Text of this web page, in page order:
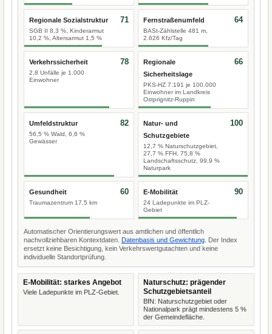
Regionale Sozialstruktur
SGB II 8,3 %, Kinderarmut
10,2 %, Altersarmut 1,5 %
71 Fernstraßenumfeld
BASt-Zählstelle 481 m,
2.626 Kfz/Tag
64
Verkehrssicherheit
2,8 Unfälle je 1.000
Einwohner
78
Regionale
Sicherheitslage
PKS-HZ 7.191 je 100.000
Einwohner im Landkreis
Ostprignitz-Ruppin
66
Umfeldstruktur
56,5 % Wald, 6,6 %
Gewässer
82
Natur- und
Schutzgebiete
12,7 % Naturschutzgebiet,
27,7 % FFH, 75,8 %
Landschaftsschutz, 99,9 %
Naturpark
100
Gesundheit
Traumazentrum 17,5 km
60 E-Mobilität
24 Ladepunkte im PLZ-
Gebiet
90
Automatischer Orientierungswert aus amtlichen und öffentlich
nachvollziehbaren Kontextdaten. Datenbasis und Gewichtung . Der Index
ersetzt keine Besichtigung, kein Verkehrswertgutachten und keine
individuelle Standortprüfung.
E-Mobilität: starkes Angebot
Viele Ladepunkte im PLZ-Gebiet.
Naturschutz: prägender
Schutzgebietsanteil
BfN: Naturschutzgebiet oder
Nationalpark prägt mindestens 5 %
der Gemeindefläche.